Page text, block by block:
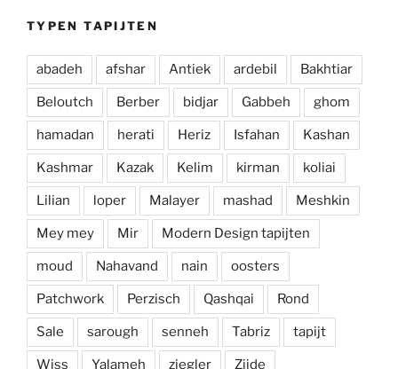
TYPEN TAPIJTEN
abadeh afshar Antiek ardebil Bakhtiar
Beloutch Berber bidjar Gabbeh ghom
hamadan herati Heriz Isfahan Kashan
Kashmar Kazak Kelim kirman koliai
Lilian loper Malayer mashad Meshkin
Mey mey Mir Modern Design tapijten
moud Nahavand nain oosters
Patchwork Perzisch Qashqai Rond
Sale sarough senneh Tabriz tapijt
Wiss Yalameh ziegler Zijde